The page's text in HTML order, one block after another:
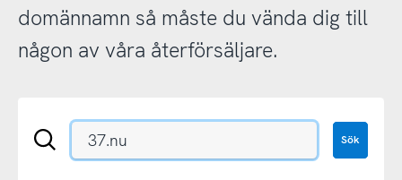
domännamn så måste du vända dig till
någon av våra återförsäljare.
Sök
Sök